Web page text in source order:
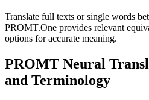
Translate full texts or single words
PROMT.One provides relevant
options for accurate meaning.
PROMT Neural
and Terminology